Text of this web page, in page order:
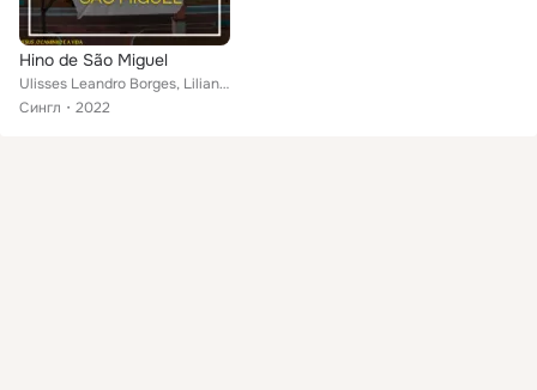
Hino de São Miguel
Ulisses Leandro Borges, Lilian Cristina de Jesus Alves, Meiriely Cardoso Maia Fortunato feat. Pe.Rone Carlos Da Silva, Pe.Panfil...
Сингл
2022